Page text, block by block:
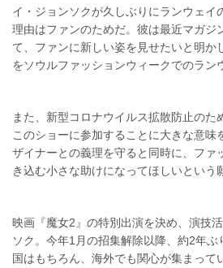
イ・ジョンソクが久しぶりにランウェイ
理由はファンのためだ。彼は最近マガジ
て、ファンに新しい姿を見せたいと明か
をソウルファッションウィークでのラン
また、新型コロナウイルス拡散防止のた
このショーに参加することに大きな意味
ザイナーとの義理を守ると同時に、ファ
き込む小さな助けになってほしいという
映画『魔女2』の特別出演を決め、演技
ソク。今年1月の招集解除以降、約2年
国はもちろん、海外でも関心が集まって